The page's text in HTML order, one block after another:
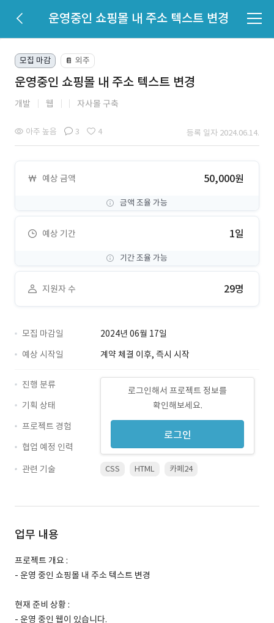
운영중인 쇼핑몰 내 주소 텍스트 변경
모집 마감 📔 외주
운영중인 쇼핑몰 내 주소 텍스트 변경
개발 웹 자사몰 구축
아주 높음 3 4 등록 일자 2024.06.14.
예상 금액 50,000원
금액 조율 가능
예상 기간 1일
기간 조율 가능
지원자 수 29명
모집 마감일
2024년 06월 17일
예상 시작일
계약 체결 이후, 즉시 시작
로그인해서 프로젝트 정보를
확인해보세요.
로그인
진행 분류
기획 상태
프로젝트 경험
협업 예정 인력
관련 기술
CSS HTML 카페24
업무 내용
프로젝트 개요 :
- 운영 중인 쇼핑몰 내 주소 텍스트 변경
현재 준비 상황 :
- 운영 중인 웹이 있습니다.